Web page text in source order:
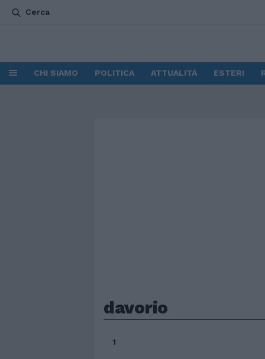
Cerca
CHI SIAMO POLITICA ATTUALITÀ ESTERI
davorio
1